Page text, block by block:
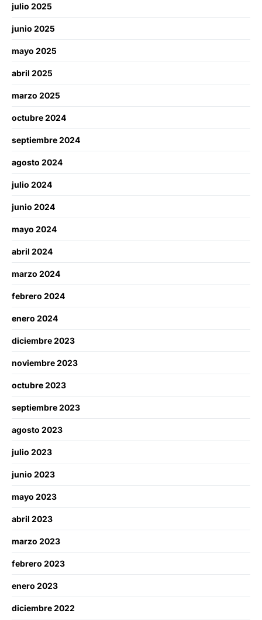
julio 2025
junio 2025
mayo 2025
abril 2025
marzo 2025
octubre 2024
septiembre 2024
agosto 2024
julio 2024
junio 2024
mayo 2024
abril 2024
marzo 2024
febrero 2024
enero 2024
diciembre 2023
noviembre 2023
octubre 2023
septiembre 2023
agosto 2023
julio 2023
junio 2023
mayo 2023
abril 2023
marzo 2023
febrero 2023
enero 2023
diciembre 2022